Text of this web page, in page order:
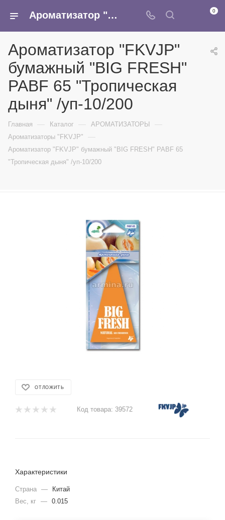
Ароматизатор "FKVJP" бумажный "BIG FRESH" PABF 65 "Тропическая дыня" /уп-10/200 - купить в интернет-магазине Армина 0
Ароматизатор "FKVJP"
бумажный "BIG FRESH"
PABF 65 "Тропическая
дыня" /уп-10/200
Главная — Каталог — АРОМАТИЗАТОРЫ —
Ароматизаторы "FKVJP" —
Ароматизатор "FKVJP" бумажный "BIG FRESH" PABF 65
"Тропическая дыня" /уп-10/200
ОТЛОЖИТЬ
Код товара: 39572
Характеристики
Страна —
Китай
Вес, кг — 0.015